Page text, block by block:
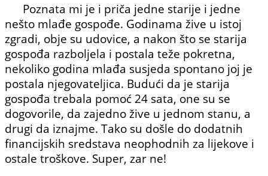
Poznata mi je i priča jedne starije i jedne
nešto mlađe gos­pođe. Godinama žive u istoj
zgradi, obje su udovice, a nakon što se starija
gospođa razboljela i postala teže pokretna,
nekoliko godina mlađa susjeda spontano joj je
postala njegovateljica. Budući da je starija
gospođa trebala pomoć 24 sata, one su se
dogovorile, da zajedno žive u jednom stanu, a
drugi da iznajme. Tako su došle do dodatnih
financijskih sredstava neophodnih za lijekove i
ostale troškove. Super, zar ne!